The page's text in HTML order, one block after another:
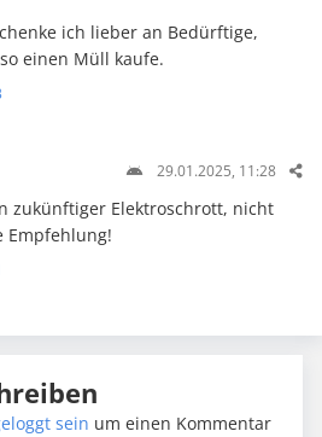
ich lieber an Bedürftige,
einen Müll kaufe.
29.01.2025, 11:28
zukünftiger Elektroschrott, nicht
Empfehlung!
sein um einen Kommentar